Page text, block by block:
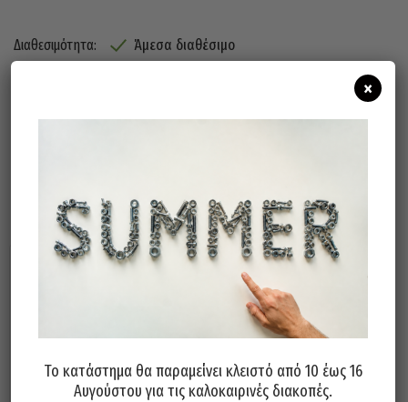
Διαθεσιμότητα: Άμεσα διαθέσιμο
Σχετικά προϊόντα
Το κατάστημα θα παραμείνει κλειστό από 10 έως 16
Αυγούστου για τις καλοκαιρινές διακοπές.
×